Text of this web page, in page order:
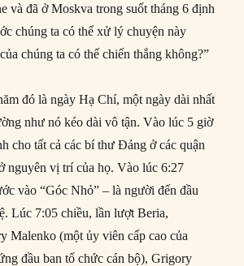
và đã ở Moskva trong suốt tháng 6 định
chúng ta có thể xử lý chuyện này
chúng ta có thể chiến thắng không?”
đó là ngày Hạ Chí, một ngày dài nhất
như nó kéo dài vô tận. Vào lúc 5 giờ
cho tất cả các bí thư Đảng ở các quận
nguyên vị trí của họ. Vào lúc 6:27
vào “Góc Nhỏ” – là người đến đầu
Lúc 7:05 chiều, lần lượt Beria,
Malenko (một ủy viên cấp cao của
đầu ban tổ chức cán bộ), Grigory